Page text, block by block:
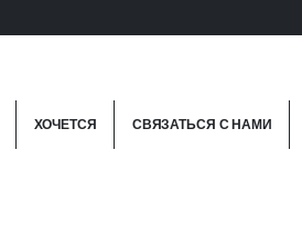
ХОЧЕТСЯ СВЯЗАТЬСЯ С НАМИ